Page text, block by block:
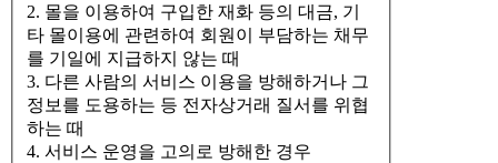
2. 몰을 이용하여 구입한 재화 등의 대금, 기
타 몰이용에 관련하여 회원이 부담하는 채무
를 기일에 지급하지 않는 때
3. 다른 사람의 서비스 이용을 방해하거나 그
정보를 도용하는 등 전자상거래 질서를 위협
하는 때
4. 서비스 운영을 고의로 방해한 경우